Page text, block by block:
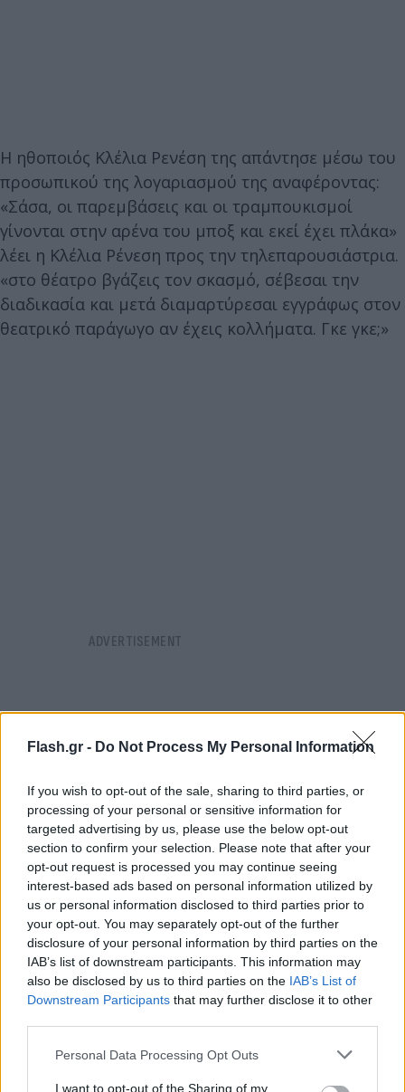
Flash.gr - Do Not Process My Personal Information
If you wish to opt-out of the sale, sharing to third parties, or
processing of your personal or sensitive information for
targeted advertising by us, please use the below opt-out
section to confirm your selection. Please note that after your
opt-out request is processed you may continue seeing
interest-based ads based on personal information utilized by
us or personal information disclosed to third parties prior to
your opt-out. You may separately opt-out of the further
disclosure of your personal information by third parties on the
IAB’s list of downstream participants. This information may
also be disclosed by us to third parties on the IAB’s List of
Downstream Participants that may further disclose it to other
Please note that this website/app uses one or more Google
not limited to your visit or usage behaviour. You may click to
Personal Data Processing Opt Outs
I want to opt-out of the Sharing of my
Η ηθοποιός Κλέλια Ρενέση της απάντησε μέσω του
προσωπικού της λογαριασμού της αναφέροντας:
«Σάσα, οι παρεμβάσεις και οι τραμπουκισμοί
γίνονται στην αρένα του μποξ και εκεί έχει πλάκα»
λέει η Κλέλια Ρένεση προς την τηλεπαρουσιάστρια.
«στο θέατρο βγάζεις τον σκασμό, σέβεσαι την
διαδικασία και μετά διαμαρτύρεσαι εγγράφως στον
θεατρικό παράγωγο αν έχεις κολλήματα. Γκε γκε;»
Και καταλήγει στην ανάρτησή της στο Facebook η
ηθοποιός: «50 ευρώ για το μάθημα. Χρωστάς».